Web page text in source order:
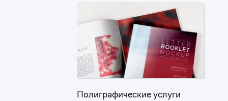
Полиграфические услуги